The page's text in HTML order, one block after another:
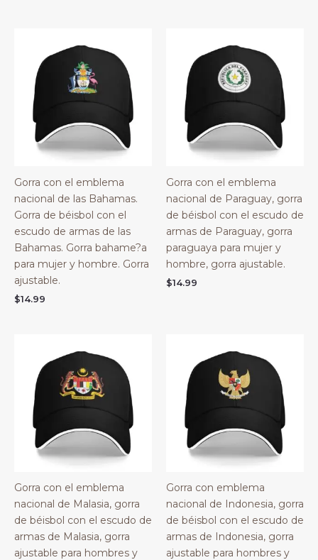
Gorra con el emblema
nacional de las Bahamas.
Gorra de béisbol con el
escudo de armas de las
Bahamas. Gorra bahame?a
para mujer y hombre. Gorra
ajustable.
$14.99
Gorra con el emblema
nacional de Paraguay, gorra
de béisbol con el escudo de
armas de Paraguay, gorra
paraguaya para mujer y
hombre, gorra ajustable.
$14.99
Gorra con el emblema
nacional de Malasia, gorra
de béisbol con el escudo de
armas de Malasia, gorra
ajustable para hombres y
Gorra con emblema
nacional de Indonesia, gorra
de béisbol con el escudo de
armas de Indonesia, gorra
ajustable para hombres y